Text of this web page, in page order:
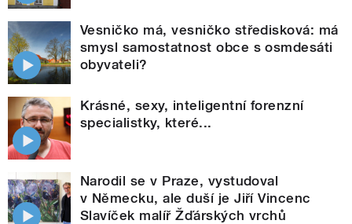
Vesničko má, vesničko středisková: má
smysl samostatnost obce s osmdesáti
obyvateli?
Krásné, sexy, inteligentní forenzní
specialistky, které...
Narodil se v Praze, vystudoval
v Německu, ale duší je Jiří Vincenc
Slavíček malíř Žďárských vrchů